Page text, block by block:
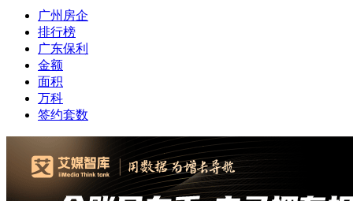
广州房企
排行榜
广东保利
金额
面积
万科
签约套数